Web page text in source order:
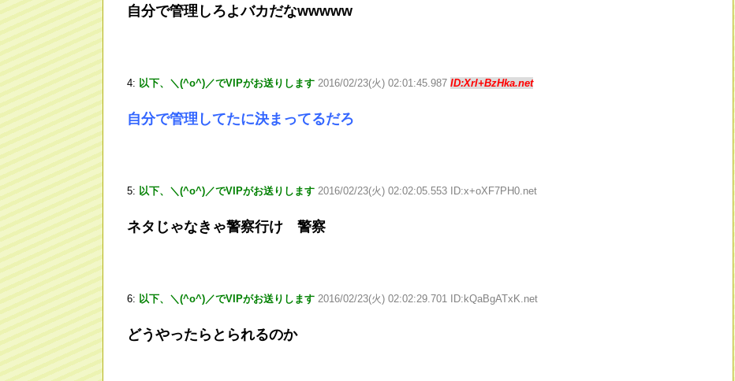
自分で管理しろよバカだなwwwww
4: 以下、＼(^o^)／でVIPがお送りします 2016/02/23(火) 02:01:45.987 ID:Xrl+BzHka.net
自分で管理してたに決まってるだろ
5: 以下、＼(^o^)／でVIPがお送りします 2016/02/23(火) 02:02:05.553 ID:x+oXF7PH0.net
ネタじゃなきゃ警察行け 警察
6: 以下、＼(^o^)／でVIPがお送りします 2016/02/23(火) 02:02:29.701 ID:kQaBgATxK.net
どうやったらとられるのか